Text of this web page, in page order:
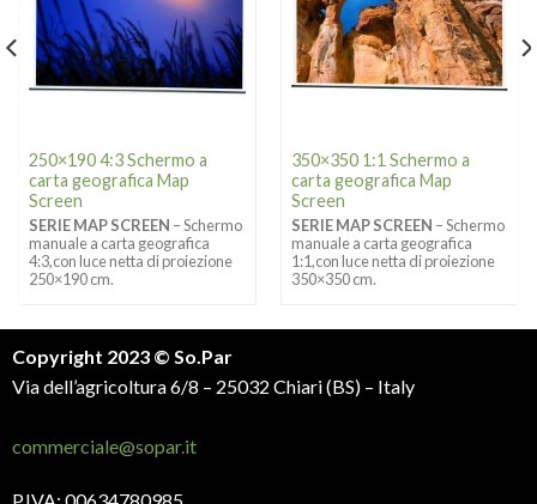
250×190 4:3 Schermo a
carta geografica Map
Screen
SERIE MAP SCREEN – Schermo
manuale a carta geografica
4:3,con luce netta di proiezione
250×190 cm.
350×350 1:1 Schermo a
carta geografica Map
Screen
SERIE MAP SCREEN – Schermo
manuale a carta geografica
1:1,con luce netta di proiezione
350×350 cm.
Copyright 2023 © So.Par
Via dell’agricoltura 6/8 – 25032 Chiari (BS) – Italy
commerciale@sopar.it